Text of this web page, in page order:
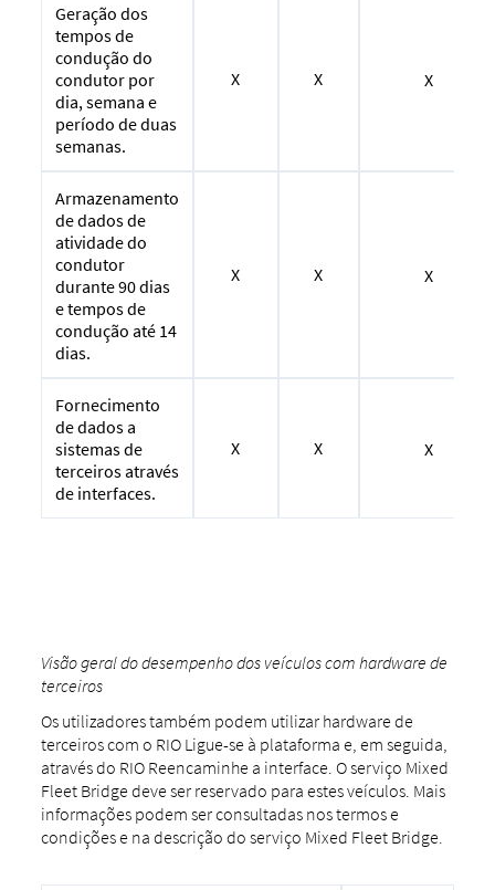
Geração dos
tempos de
condução do
condutor por
dia, semana e
período de duas
semanas.
X X X
Armazenamento
de dados de
atividade do
condutor
durante 90 dias
e tempos de
condução até 14
dias.
X X X
Fornecimento
de dados a
sistemas de
terceiros através
de interfaces.
X X X
Visão geral do desempenho dos veículos com hardware de
terceiros
Os utilizadores também podem utilizar hardware de
terceiros com o RIO Ligue-se à plataforma e, em seguida,
através do RIO Reencaminhe a interface. O serviço Mixed
Fleet Bridge deve ser reservado para estes veículos. Mais
informações podem ser consultadas nos termos e
condições e na descrição do serviço Mixed Fleet Bridge.